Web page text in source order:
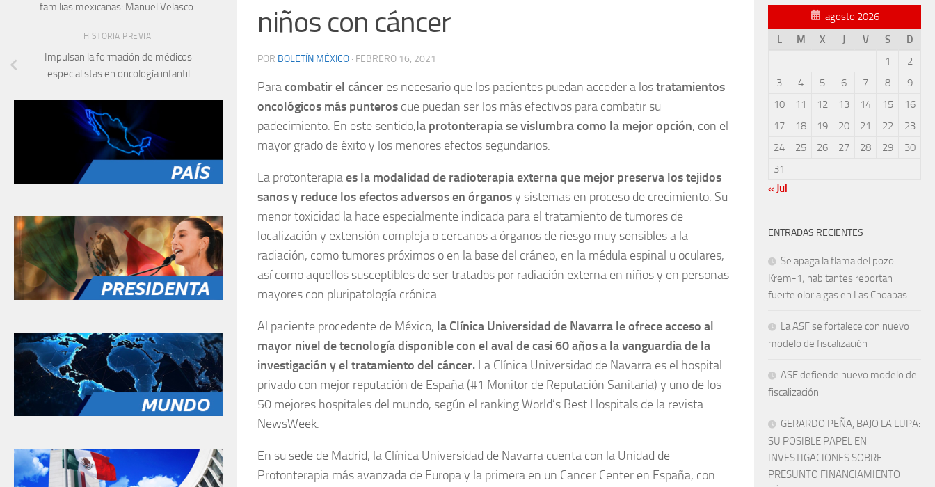
niños con cáncer
POR BOLETÍN MÉXICO · FEBRERO 16, 2021
Paracombatir el cáncer es necesario que los pacientes puedan acceder a lostratamientos
oncológicos más punteros que puedan ser los más efectivos para combatir su
padecimiento. En este sentido,la protonterapia se vislumbra como la mejor opción, con el
mayor grado de éxito y los menores efectos segundarios.
La protonterapiaes la modalidad de radioterapia externa que mejor preserva los tejidos
sanos y reduce los efectos adversos en órganosy sistemas en proceso de crecimiento. Su
menor toxicidad la hace especialmente indicada para el tratamiento de tumores de
localización y extensión compleja o cercanos a órganos de riesgo muy sensibles a la
radiación, como tumores próximos o en la base del cráneo, en la médula espinal u oculares,
así como aquellos susceptibles de ser tratados por radiación externa en niños y en personas
mayores con pluripatología crónica.
Al paciente procedente de México, la Clínica Universidad de Navarra le ofrece acceso al
mayor nivel de tecnología disponible con el aval de casi 60 años a la vanguardia de la
investigación y el tratamiento del cáncer. La Clínica Universidad de Navarra es el hospital
privado con mejor reputación de España (#1 Monitor de Reputación Sanitaria) y uno de los
50 mejores hospitales del mundo, según el ranking World’s Best Hospitals de la revista
NewsWeek.
En su sede de Madrid, la Clínica Universidad de Navarra cuenta con la Unidad de
Protonterapia más avanzada de Europa y la primera en un Cancer Center en España, con
familias mexicanas: Manuel Velasco .
HISTORIA PREVIA
Impulsan la formación de médicos
especialistas en oncología infantil
agosto 2026
L
M X J V S
D
1
2
3
4 5 6 7 8
9
10
11 12 13 14 15
16
17
18 19 20 21 22
23
24
25 26 27 28 29
30
31
« Jul
ENTRADAS RECIENTES
Se apaga la flama del pozo
Krem-1; habitantes reportan
fuerte olor a gas en Las Choapas
La ASF se fortalece con nuevo
modelo de fiscalización
ASF defiende nuevo modelo de
fiscalización
GERARDO PEÑA, BAJO LA LUPA:
SU POSIBLE PAPEL EN
INVESTIGACIONES SOBRE
PRESUNTO FINANCIAMIENTO